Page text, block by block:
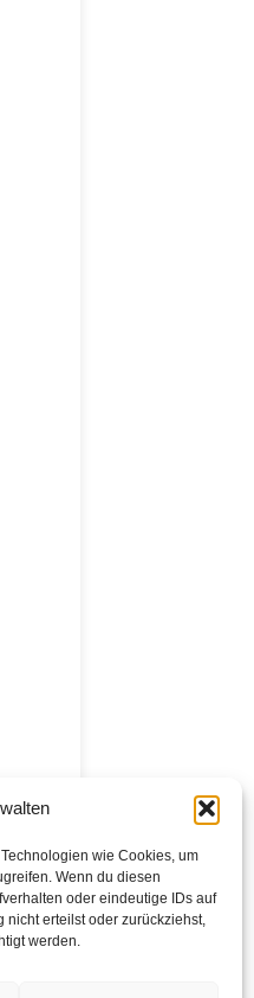
wie Cookies, um
Wenn du diesen
oder eindeutige IDs auf
nicht erteilst oder zurückziehst,
werden.